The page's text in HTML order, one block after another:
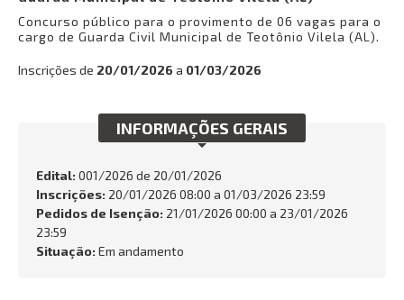
INÍCIO
OUVIDORIA
Busca:
Concurso público para o provimento de 06 vagas para o
cargo de Guarda Civil Municipal de Teotônio Vilela (AL).
Inscrições de 20/01/2026 a 01/03/2026
INFORMAÇÕES GERAIS
Edital: 001/2026 de 20/01/2026
Inscrições: 20/01/2026 08:00 a 01/03/2026 23:59
Pedidos de Isenção: 21/01/2026 00:00 a 23/01/2026
23:59
Situação: Em andamento